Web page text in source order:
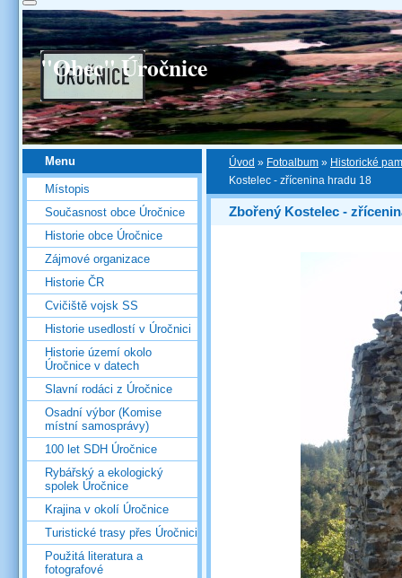
"Obec" Úročnice
Úvod » Fotoalbum » Historické
Kostelec - zřícenina hradu 18
Zbořený Kostelec -
Menu
Místopis
Současnost obce Úročnice
Historie obce Úročnice
Zájmové organizace
Historie ČR
Cvičiště vojsk SS
Historie usedlostí v Úročnici
Historie území okolo
Úročnice v datech
Slavní rodáci z Úročnice
Osadní výbor (Komise
místní samosprávy)
100 let SDH Úročnice
Rybářský a ekologický
spolek Úročnice
Krajina v okolí Úročnice
Turistické trasy přes Úročnici
Použitá literatura a
fotografové